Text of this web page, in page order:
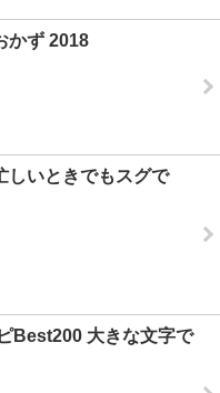
かず 2018
しいときでもスグで
Best200 大きな文字で